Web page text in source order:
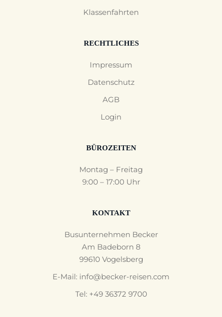
Klassenfahrten
RECHTLICHES
Impressum
Datenschutz
AGB
Login
BÜROZEITEN
Montag – Freitag
9:00 – 17:00 Uhr
KONTAKT
Busunternehmen Becker
Am Badeborn 8
99610 Vogelsberg
E-Mail: info@becker-reisen.com
Tel: +49 36372 9700